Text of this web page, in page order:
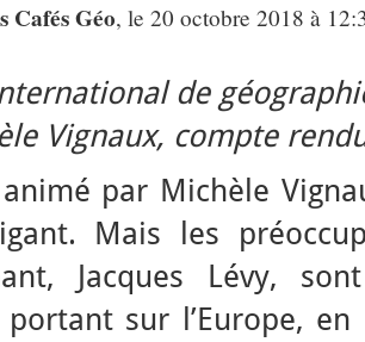
Cafés Géo, le 20 octobre 2018 à
de
Vignaux, compte
par Michèle
Mais les
Jacques Lévy,
portant sur l’Europe,